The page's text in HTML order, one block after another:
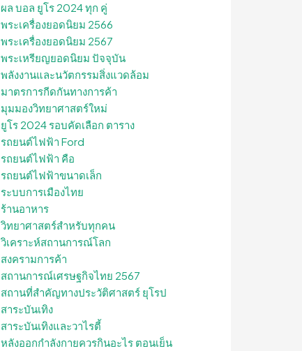
ผล บอล ยูโร 2024 ทุก คู่
พระเครื่องยอดนิยม 2566
พระเครื่องยอดนิยม 2567
พระเหรียญยอดนิยม ปัจจุบัน
พลังงานและนวัตกรรมสิ่งแวดล้อม
มาตรการกีดกันทางการค้า
มุมมองวิทยาศาสตร์ใหม่
ยูโร 2024 รอบคัดเลือก ตาราง
รถยนต์ไฟฟ้า Ford
รถยนต์ไฟฟ้า คือ
รถยนต์ไฟฟ้าขนาดเล็ก
ระบบการเมืองไทย
ร้านอาหาร
วิทยาศาสตร์สำหรับทุกคน
วิเคราะห์สถานการณ์โลก
สงครามการค้า
สถานการณ์เศรษฐกิจไทย 2567
สถานที่สําคัญทางประวัติศาสตร์ ยุโรป
สาระบันเทิง
สาระบันเทิงและวาไรตี้
หลังออกกําลังกายควรกินอะไร ตอนเย็น